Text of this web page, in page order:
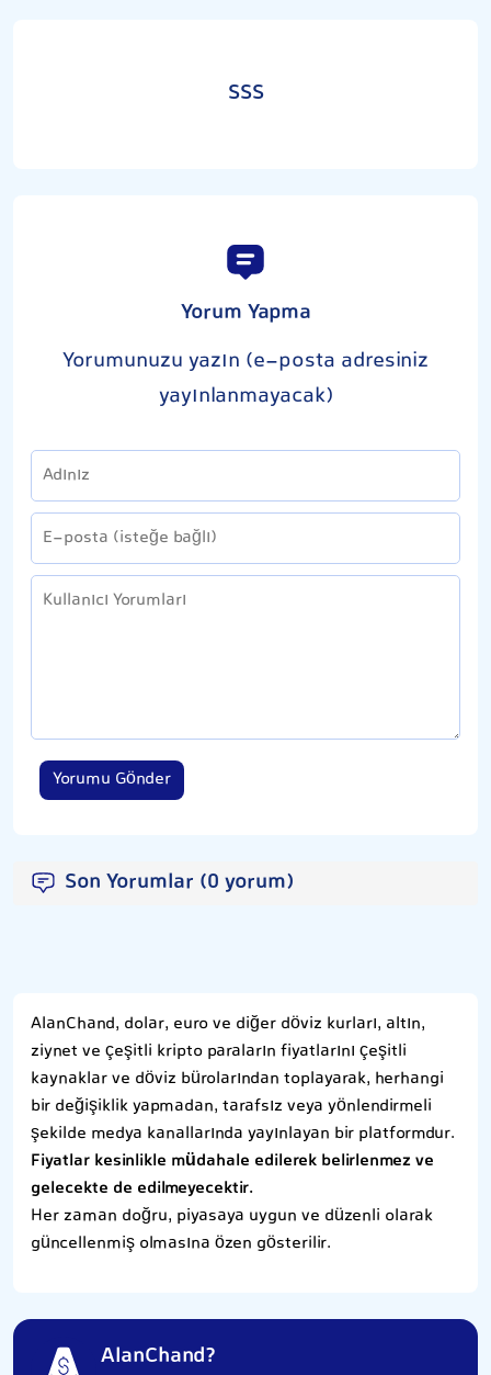
SSS
Yorum Yapma
Yorumunuzu yazın (e-posta adresiniz
yayınlanmayacak)
Yorumu Gönder
Son Yorumlar (0 yorum)
AlanChand, dolar, euro ve diğer döviz kurları, altın,
ziynet ve çeşitli kripto paraların fiyatlarını çeşitli
kaynaklar ve döviz bürolarından toplayarak, herhangi
bir değişiklik yapmadan, tarafsız veya yönlendirmeli
şekilde medya kanallarında yayınlayan bir platformdur.
Fiyatlar kesinlikle müdahale edilerek belirlenmez ve
gelecekte de edilmeyecektir.
Her zaman doğru, piyasaya uygun ve düzenli olarak
güncellenmiş olmasına özen gösterilir.
AlanChand?